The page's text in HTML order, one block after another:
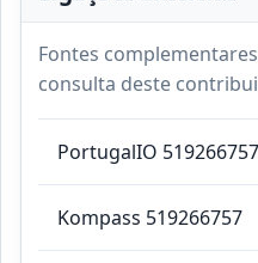
Fontes
consulta deste
PortugalIO 519266757
Kompass 519266757